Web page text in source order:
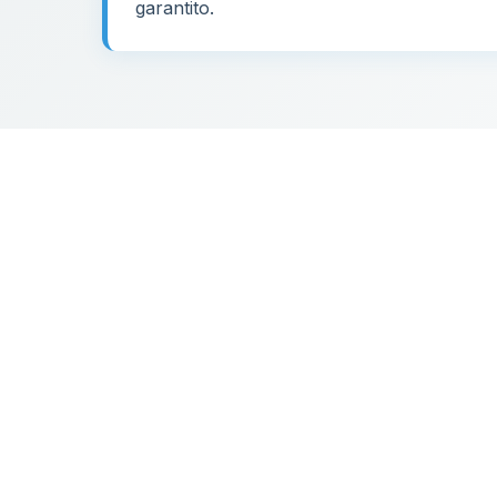
garantito.